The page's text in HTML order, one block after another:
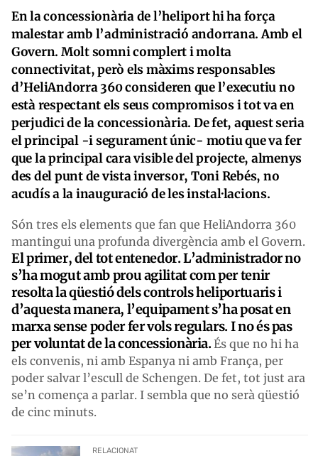
En la concessionària de l’heliport hi ha força
malestar amb l’administració andorrana. Amb el
Govern. Molt somni complert i molta
connectivitat, però els màxims responsables
d’HeliAndorra 360 consideren que l’executiu no
està respectant els seus compromisos i tot va en
perjudici de la concessionària. De fet, aquest seria
el principal -i segurament únic- motiu que va fer
que la principal cara visible del projecte, almenys
des del punt de vista inversor, Toni Rebés, no
acudís a la inauguració de les instal·lacions.
Són tres els elements que fan que HeliAndorra 360
mantingui una profunda divergència amb el Govern.
El primer, del tot entenedor. L’administrador no
s’ha mogut amb prou agilitat com per tenir
resolta la qüestió dels controls heliportuaris i
d’aquesta manera, l’equipament s’ha posat en
marxa sense poder fer vols regulars. I no és pas
per voluntat de la concessionària.És que no hi ha
els convenis, ni amb Espanya ni amb França, per
poder salvar l’escull de Schengen. De fet, tot just ara
se’n comença a parlar. I sembla que no serà qüestió
de cinc minuts.
RELACIONAT